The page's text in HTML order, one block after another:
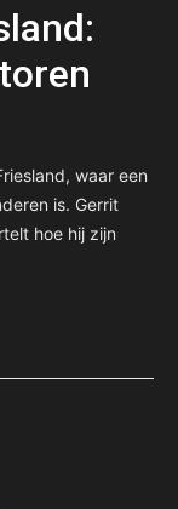
waar een
is. Gerrit
hoe hij zijn